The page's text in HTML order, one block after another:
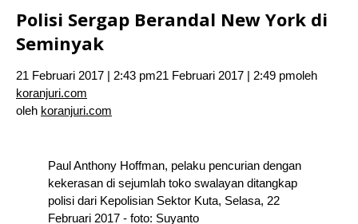
Polisi Sergap Berandal New York di
Seminyak
21 Februari 2017 | 2:43 pm21 Februari 2017 | 2:49 pmoleh
koranjuri.com
oleh koranjuri.com
Paul Anthony Hoffman, pelaku pencurian dengan
kekerasan di sejumlah toko swalayan ditangkap
polisi dari Kepolisian Sektor Kuta, Selasa, 22
Februari 2017 - foto: Suyanto